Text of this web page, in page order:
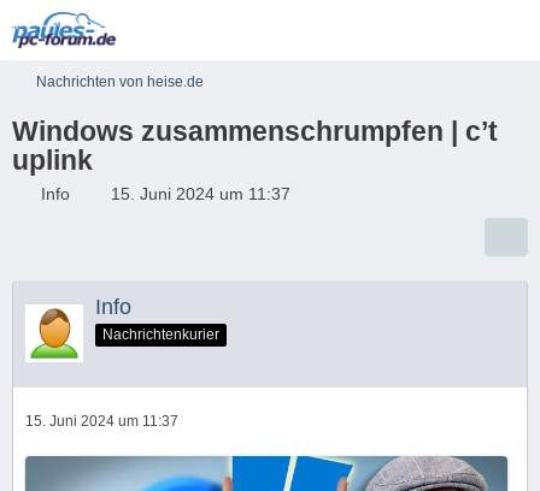
Nachrichten von heise.de
Windows zusammenschrumpfen | c’t
uplink
Info 15. Juni 2024 um 11:37
Info
Nachrichtenkurier
15. Juni 2024 um 11:37